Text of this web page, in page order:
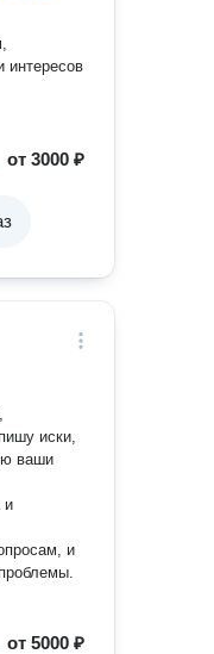
интересов
от3000 ₽
ваши
и
и
от5000 ₽